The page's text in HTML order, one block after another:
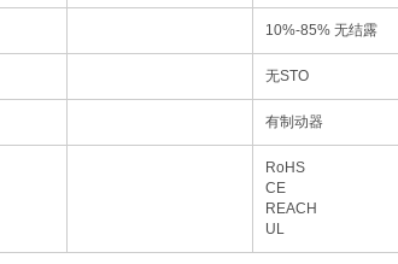
10%-85% 无结露
无STO
有制动器
RoHS
CE
REACH
UL